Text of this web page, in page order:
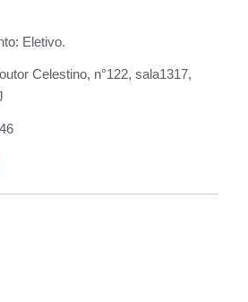
Eletivo.
Celestino, n°122, sala1317,